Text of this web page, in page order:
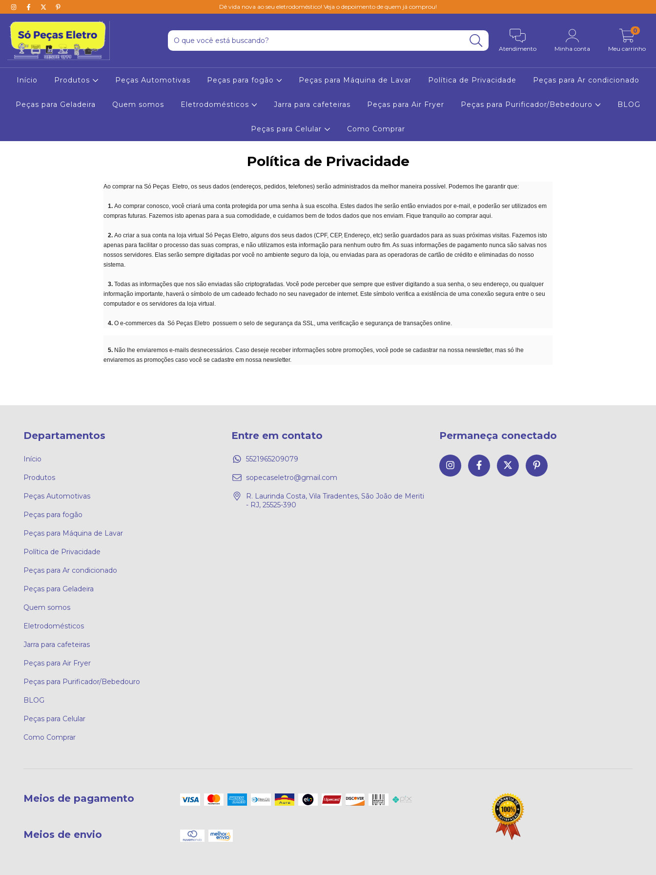
Dê vida nova ao seu eletrodoméstico! Veja o depoimento de quem já comprou!
Atendimento Minha conta Meu carrinho
0
Início Produtos Peças Automotivas Peças para fogão Peças para Máquina de Lavar Política de Privacidade Peças para Ar condicionado
Peças para Geladeira Quem somos Eletrodomésticos Jarra para cafeteiras Peças para Air Fryer Peças para Purificador/Bebedouro BLOG
Peças para Celular Como Comprar
Política de Privacidade
Ao comprar na Só Peças Eletro, os seus dados (endereços, pedidos, telefones) serão administrados da melhor maneira possível. Podemos lhe garantir que:
1. Ao comprar conosco, você criará uma conta protegida por uma senha à sua escolha. Estes dados lhe serão então enviados por e-mail, e poderão ser utilizados em
compras futuras. Fazemos isto apenas para a sua comodidade, e cuidamos bem de todos dados que nos enviam. Fique tranquilo ao comprar aqui.
2. Ao criar a sua conta na loja virtual Só Peças Eletro, alguns dos seus dados (CPF, CEP, Endereço, etc) serão guardados para as suas próximas visitas. Fazemos isto
apenas para facilitar o processo das suas compras, e não utilizamos esta informação para nenhum outro fim. As suas informações de pagamento nunca são salvas nos
nossos servidores. Elas serão sempre digitadas por você no ambiente seguro da loja, ou enviadas para as operadoras de cartão de crédito e eliminadas do nosso
sistema.
3. Todas as informações que nos são enviadas são criptografadas. Você pode perceber que sempre que estiver digitando a sua senha, o seu endereço, ou qualquer
informação importante, haverá o símbolo de um cadeado fechado no seu navegador de internet. Este símbolo verifica a existência de uma conexão segura entre o seu
computador e os servidores da loja virtual.
4. O e-commerces da Só Peças Eletro possuem o selo de segurança da SSL, uma verificação e segurança de transações online.
5. Não lhe enviaremos e-mails desnecessários. Caso deseje receber informações sobre promoções, você pode se cadastrar na nossa newsletter, mas só lhe
enviaremos as promoções caso você se cadastre em nossa newsletter.
Departamentos
Início
Produtos
Peças Automotivas
Peças para fogão
Peças para Máquina de Lavar
Política de Privacidade
Peças para Ar condicionado
Peças para Geladeira
Quem somos
Eletrodomésticos
Jarra para cafeteiras
Peças para Air Fryer
Peças para Purificador/Bebedouro
BLOG
Peças para Celular
Como Comprar
Entre em contato
5521965209079
sopecaseletro@gmail.com
R. Laurinda Costa, Vila Tiradentes, São João de Meriti
- RJ, 25525-390
Permaneça conectado
Meios de pagamento
Meios de envio